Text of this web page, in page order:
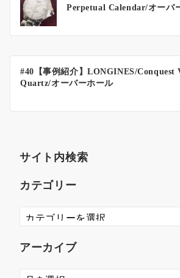
Perpetual Calendar/オーバ
#40【事例紹介】LONGINES/Conquest
Quartz/オーバーホール
サイト内検索
カテゴリー
アーカイブ